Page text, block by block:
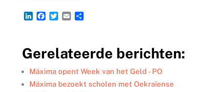
L
e
d
I
n
F
b
o
o
k
T
t
e
r
E
l
D
n
Gerelateerde berichten:
Máxima opent Week van het Geld - PO
Máxima bezoekt scholen met Oekraïense